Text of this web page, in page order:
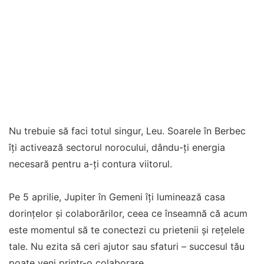
Nu trebuie să faci totul singur, Leu. Soarele în Berbec
îți activează sectorul norocului, dându-ți energia
necesară pentru a-ți contura viitorul.
Pe 5 aprilie, Jupiter în Gemeni îți luminează casa
dorințelor și colaborărilor, ceea ce înseamnă că acum
este momentul să te conectezi cu prietenii și rețelele
tale. Nu ezita să ceri ajutor sau sfaturi – succesul tău